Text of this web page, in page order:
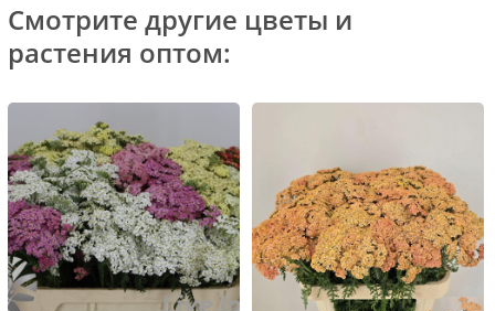
Смотрите другие цветы и
растения оптом: